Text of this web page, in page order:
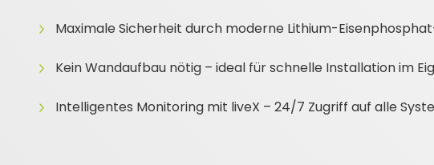
Maximale Sicherheit durch moderne Lithium-Eisenphosphat
Kein Wandaufbau nötig – ideal für schnelle Installation im
Intelligentes Monitoring mit liveX – 24/7 Zugriff auf alle